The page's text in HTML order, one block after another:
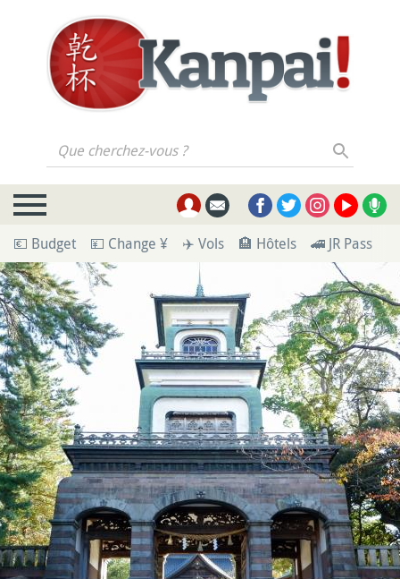
Que cherchez-vous ?
💶 Budget 💴 Change ¥ ✈️ Vols 🏨 Hôtels 🚄 JR Pass